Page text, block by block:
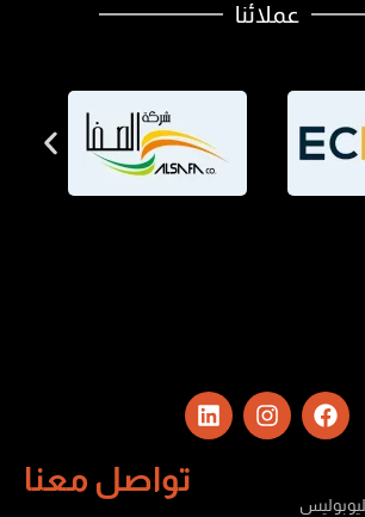
عملائنا
تواصل معنا